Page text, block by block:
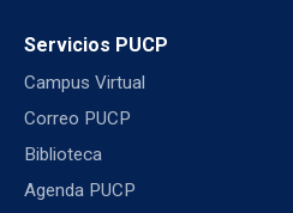
Servicios PUCP
Campus Virtual
Correo PUCP
Biblioteca
Agenda PUCP